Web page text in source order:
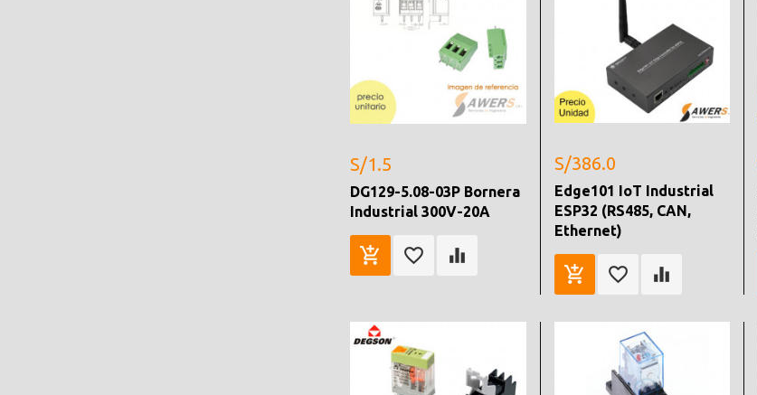
S/1.5
DG129-5.08-03P Bornera
Industrial 300V-20A
S/386.0
Edge101 IoT Industrial
ESP32 (RS485, CAN,
Ethernet)